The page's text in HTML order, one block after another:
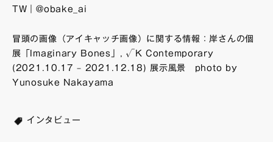
TW｜@obake_ai
冒頭の画像（アイキャッチ画像）に関する情報：岸さんの個
展「Imaginary Bones」, √K Contemporary
(2021.10.17 – 2021.12.18) 展示風景 photo by
Yunosuke Nakayama
インタビュー